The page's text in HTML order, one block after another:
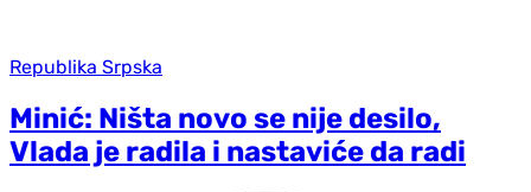
Republika Srpska
Minić: Ništa novo se nije desilo,
Vlada je radila i nastaviće da radi